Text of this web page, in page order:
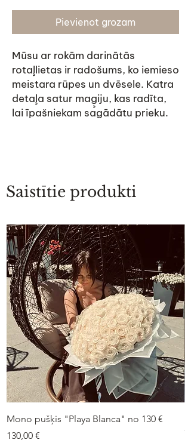
Pievienot grozam
Mūsu ar rokām darinātās
rotaļlietas ir radošums, ko iemieso
meistara rūpes un dvēsele. Katra
detaļa satur maģiju, kas radīta,
lai īpašniekam sagādātu prieku.
Saistītie produkti
Mono pušķis "Playa Blanca" no 130 €
Cena
130,00 €